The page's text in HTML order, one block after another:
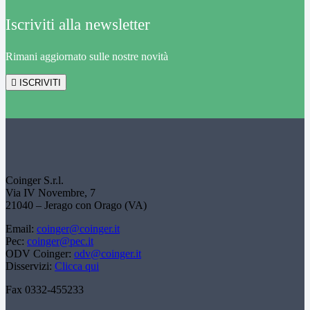
Iscriviti alla newsletter
Rimani aggiornato sulle nostre novità
ISCRIVITI
Coinger S.r.l.
Via IV Novembre, 7
21040 – Jerago con Orago (VA)
Email: coinger@coinger.it
Pec: coinger@pec.it
ODV Coinger: odv@coinger.it
Disservizi: Clicca qui
Fax 0332-455233